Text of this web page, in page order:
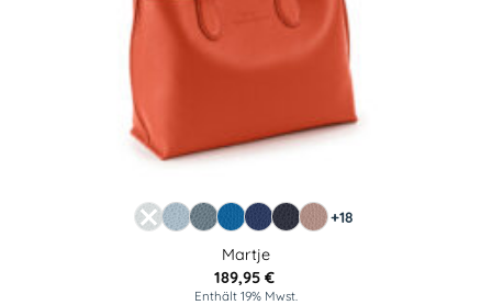
+18
Martje
189,95 €
Enthält 19% Mwst.